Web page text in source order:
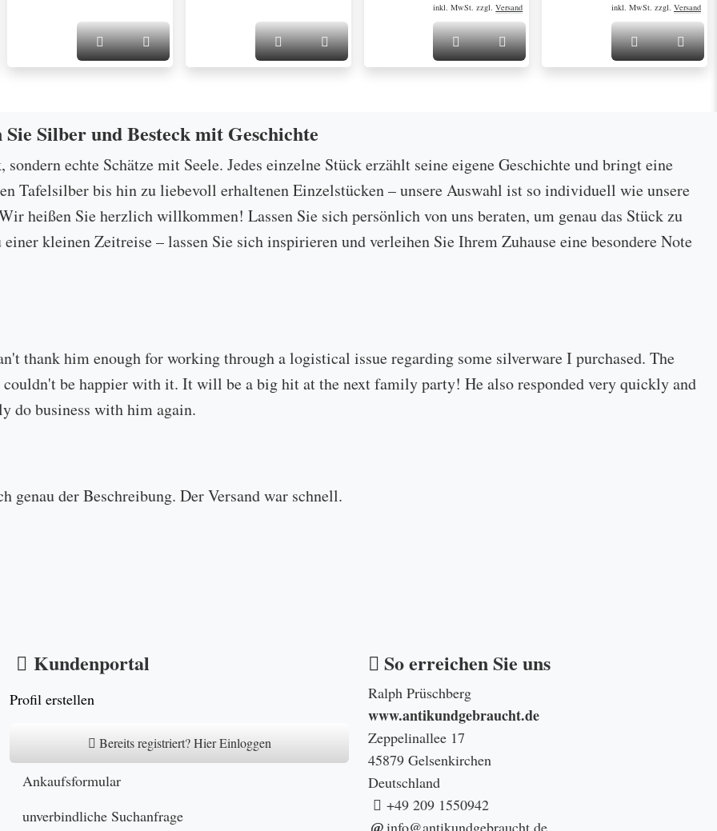
inkl. MwSt. zzgl.Versand inkl. MwSt. zzgl. Versand
Silber und Besteck mit Geschichte
echte Schätze mit Seele. Jedes einzelne Stück erzählt seine eigene Geschichte und bringt eine
Tafelsilber bis hin zu liebevoll erhaltenen Einzelstücken – unsere Auswahl ist so individuell wie unsere
heißen Sie herzlich willkommen! Lassen Sie sich persönlich von uns beraten, um genau das Stück zu
kleinen Zeitreise – lassen Sie sich inspirieren und verleihen Sie Ihrem Zuhause eine besondere Note
thank him enough for working through a logistical issue regarding some silverware I purchased. The
be happier with it. It will be a big hit at the next family party! He also responded very quickly and
do business with him again.
genau der Beschreibung. Der Versand war schnell.
Kundenportal
Profil erstellen
Bereits registriert? Hier Einloggen
Ankaufsformular
unverbindliche Suchanfrage
So erreichen Sie uns
Ralph Prüschberg
www.antikundgebraucht.de
Zeppelinallee 17
45879 Gelsenkirchen
Deutschland
+49 209 1550942
info@antikundgebraucht.de